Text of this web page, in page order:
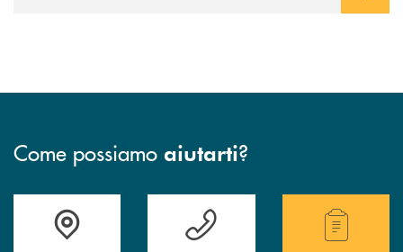
Come possiamo aiutarti?
Accedi all' elenco completo delle filiali .Hai bisogno di assistenza immediata?
Hai bisogno di